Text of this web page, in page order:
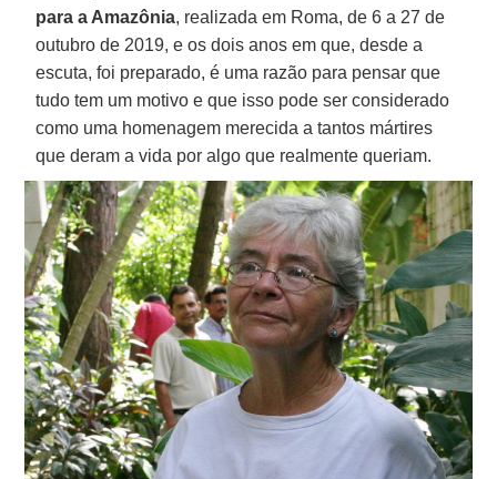
para a Amazônia, realizada em Roma, de 6 a 27 de
outubro de 2019, e os dois anos em que, desde a
escuta, foi preparado, é uma razão para pensar que
tudo tem um motivo e que isso pode ser considerado
como uma homenagem merecida a tantos mártires
que deram a vida por algo que realmente queriam.